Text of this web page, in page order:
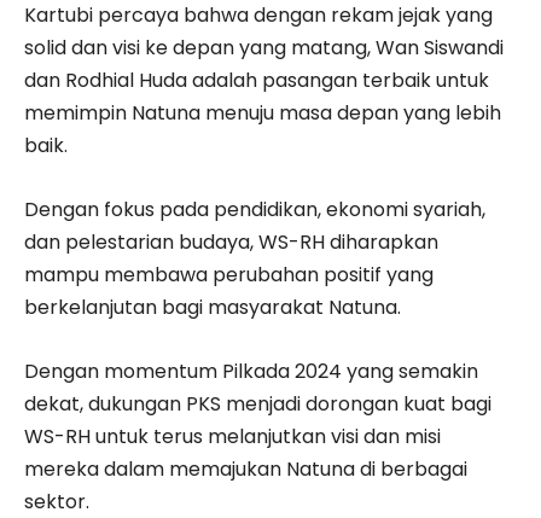
Kartubi percaya bahwa dengan rekam jejak yang
solid dan visi ke depan yang matang, Wan Siswandi
dan Rodhial Huda adalah pasangan terbaik untuk
memimpin Natuna menuju masa depan yang lebih
baik.
Dengan fokus pada pendidikan, ekonomi syariah,
dan pelestarian budaya, WS-RH diharapkan
mampu membawa perubahan positif yang
berkelanjutan bagi masyarakat Natuna.
Dengan momentum Pilkada 2024 yang semakin
dekat, dukungan PKS menjadi dorongan kuat bagi
WS-RH untuk terus melanjutkan visi dan misi
mereka dalam memajukan Natuna di berbagai
sektor.